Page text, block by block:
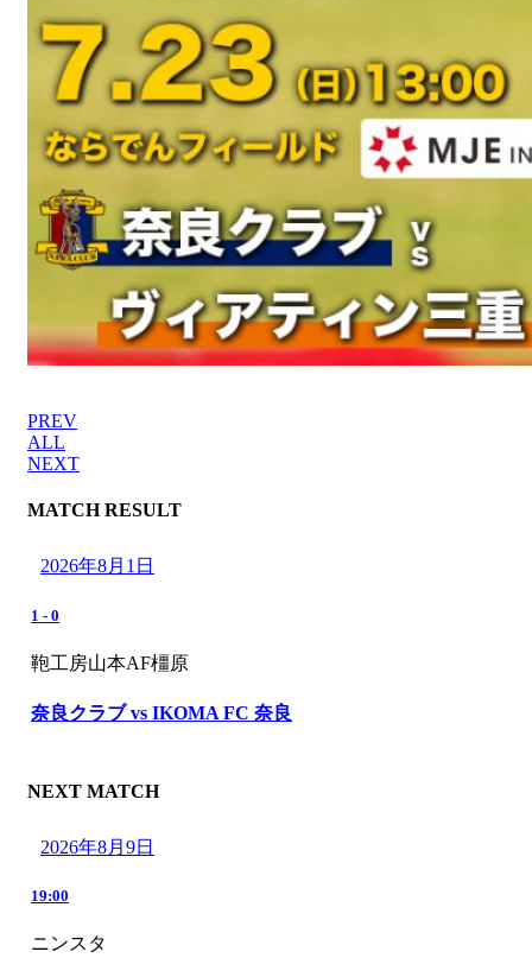
PREV
ALL
NEXT
MATCH RESULT
2026年8月1日
1 - 0
鞄工房山本AF橿原
奈良クラブ vs IKOMA FC 奈良
NEXT MATCH
2026年8月9日
19:00
ニンスタ